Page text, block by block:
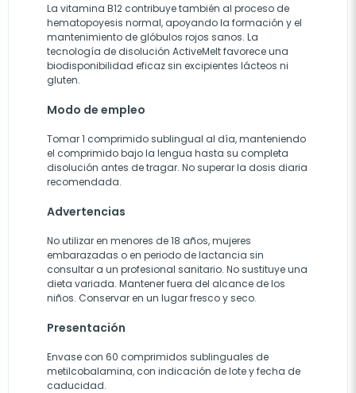
La vitamina B12 contribuye también al proceso de
hematopoyesis normal, apoyando la formación y el
mantenimiento de glóbulos rojos sanos. La
tecnología de disolución ActiveMelt favorece una
biodisponibilidad eficaz sin excipientes lácteos ni
gluten.
Modo de empleo
Tomar 1 comprimido sublingual al día, manteniendo
el comprimido bajo la lengua hasta su completa
disolución antes de tragar. No superar la dosis diaria
recomendada.
Advertencias
No utilizar en menores de 18 años, mujeres
embarazadas o en periodo de lactancia sin
consultar a un profesional sanitario. No sustituye una
dieta variada. Mantener fuera del alcance de los
niños. Conservar en un lugar fresco y seco.
Presentación
Envase con 60 comprimidos sublinguales de
metilcobalamina, con indicación de lote y fecha de
caducidad.